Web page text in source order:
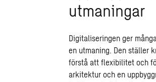
utmaningar
Digitaliseringen ger
en utmaning. Den ställer
förstå att flexibilitet och
arkitektur och en